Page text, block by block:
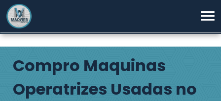
Compro Maquinas
Operatrizes Usadas no